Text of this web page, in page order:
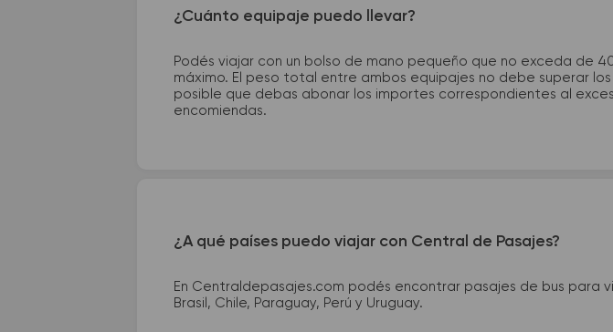
¿Cuánto equipaje puedo llevar?
Podés viajar con un bolso de mano pequeño que no exceda de
máximo. El peso total entre ambos equipajes no debe superar
posible que debas abonar los importes correspondientes al
encomiendas.
¿A qué países puedo viajar con Central de Pasajes?
En Centraldepasajes.com podés encontrar pasajes de bus para
Brasil, Chile, Paraguay, Perú y Uruguay.